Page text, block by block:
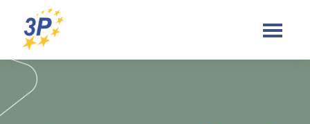
Skip
content